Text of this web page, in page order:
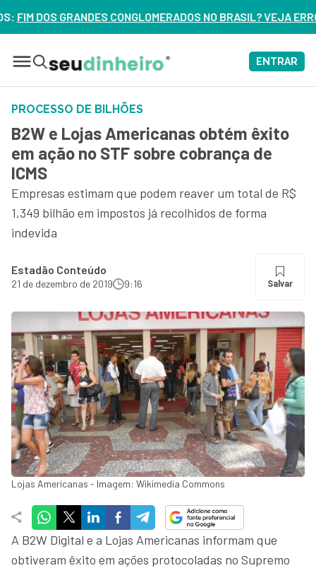
NO BRASIL? VEJA ERROS DE 3 DELES – ASSISTA
ENTRAR
PROCESSO DE BILHÕES
B2W e Lojas Americanas obtém êxito
em ação no STF sobre cobrança de
ICMS
Empresas estimam que podem reaver um total de R$
1,349 bilhão em impostos já recolhidos de forma
indevida
Estadão Conteúdo
21 de dezembro de 2019 9:16 Salvar
Lojas Americanas - Imagem: Wikimedia Commons
A B2W Digital e a Lojas Americanas informam que
obtiveram êxito em ações protocoladas no Supremo